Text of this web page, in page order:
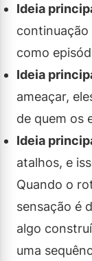
Ideia
continuação
como
Ideia
ameaçar,
de quem os
Ideia
atalhos, e
Quando o
sensação é
algo
uma